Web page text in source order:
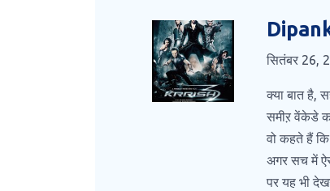
सितंबर 26,
क्या बात है,
समीऱ वेंकेडे
वो कहते हैं
अगर सच में
पर यह भी